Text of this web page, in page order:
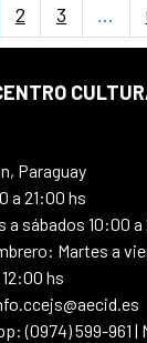
Página
2 Página
3 ...
Paraguay
a 21:00 hs
sábados 10:00 a
Martes a
hs
(0974) 599-961 |